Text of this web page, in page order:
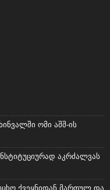
ომი აშშ-ის
აკრძალვას
ქვეყნიდან მართულ და